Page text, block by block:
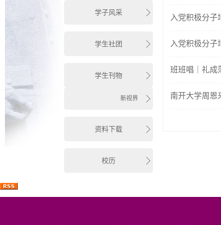
学子风采
学生社团
学生刊物
新视界
资料下载
校历
入党积极分子
入党积极分子
班班唱｜礼成
南开大学周恩